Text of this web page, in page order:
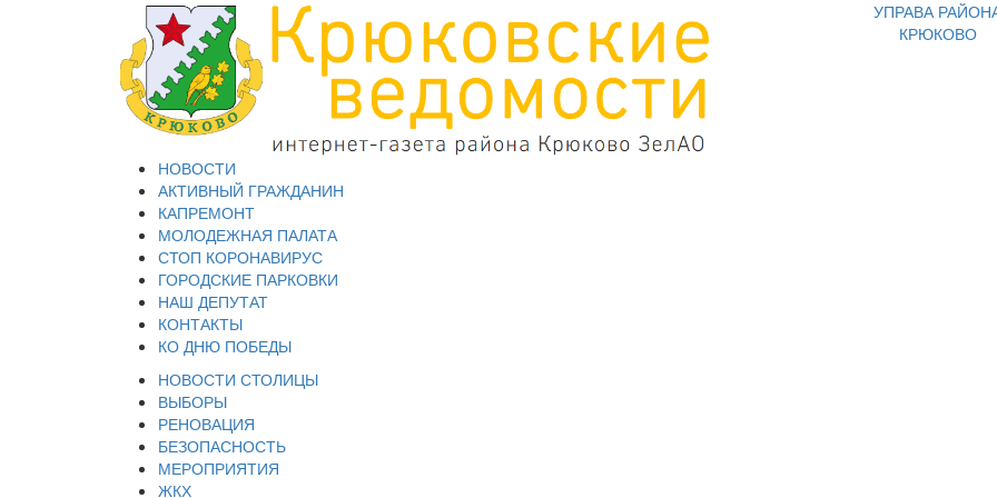
УПРАВА
КРЮКОВО
НОВОСТИ
АКТИВНЫЙ ГРАЖДАНИН
КАПРЕМОНТ
МОЛОДЕЖНАЯ ПАЛАТА
СТОП КОРОНАВИРУС
ГОРОДСКИЕ ПАРКОВКИ
НАШ ДЕПУТАТ
КОНТАКТЫ
КО ДНЮ ПОБЕДЫ
НОВОСТИ СТОЛИЦЫ
ВЫБОРЫ
РЕНОВАЦИЯ
БЕЗОПАСНОСТЬ
МЕРОПРИЯТИЯ
ЖКХ